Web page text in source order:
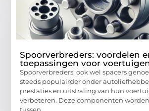
Spoorverbreders: voordelen
toepassingen voor
Spoorverbreders, ook wel spacers
steeds populairder onder
prestaties en uitstraling van hun
verbeteren. Deze componenten